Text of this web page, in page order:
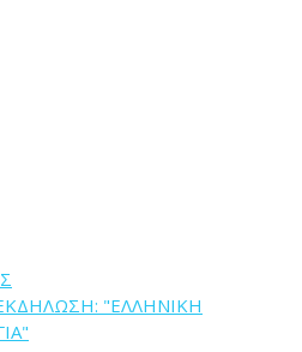
"ΕΛΛΗΝΙΚΗ